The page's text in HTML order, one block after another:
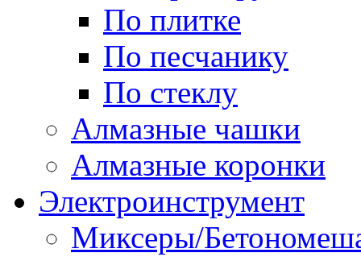
По плитке
По песчанику
По стеклу
Алмазные чашки
Алмазные коронки
Электроинструмент
Миксеры/